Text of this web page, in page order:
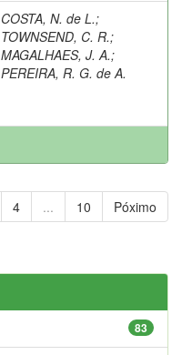
COSTA, N. de L.;
TOWNSEND, C. R.;
MAGALHAES, J. A.;
PEREIRA, R. G. de A.
4 ... 10 Póximo
83